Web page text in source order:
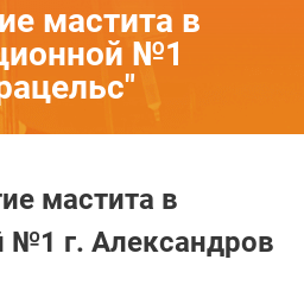
мастита в
№1
мастита в
№1 г. Александров